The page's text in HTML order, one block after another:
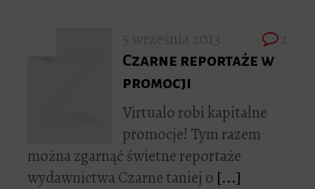
Czarne reportaże w
promocji
Virtualo robi kapitalne
promocje! Tym razem
można zgarnąć świetne reportaże
wydawnictwa Czarne taniej o [...]